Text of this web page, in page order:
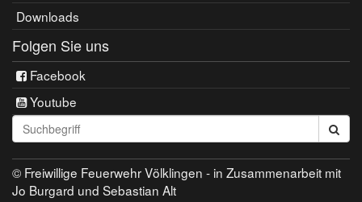
Downloads
Folgen Sie uns
Facebook
Youtube
Seite
durchsuchen:
© Freiwillige Feuerwehr Völklingen - in Zusammenarbeit mit
Jo Burgard und Sebastian Alt